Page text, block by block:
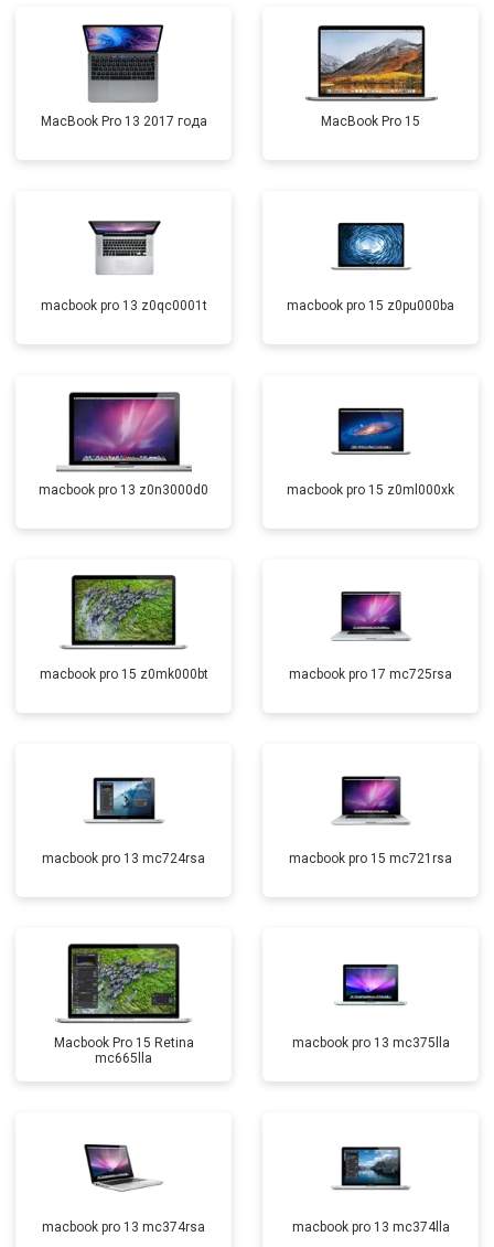
MacBook Pro 13 2017 года MacBook Pro 15
macbook pro 13 z0qc0001t macbook pro 15 z0pu000ba
macbook pro 13 z0n3000d0 macbook pro 15 z0ml000xk
macbook pro 15 z0mk000bt macbook pro 17 mc725rsa
macbook pro 13 mc724rsa macbook pro 15 mc721rsa
Macbook Pro 15 Retina
mc665lla
macbook pro 13 mc375lla
macbook pro 13 mc374rsa macbook pro 13 mc374lla